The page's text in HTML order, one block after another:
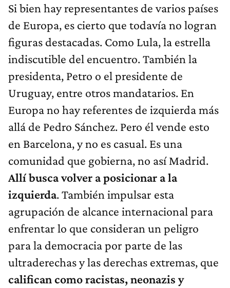
Si bien hay representantes de varios países
de Europa, es cierto que todavía no logran
figuras destacadas. Como Lula, la estrella
indiscutible del encuentro. También la
presidenta, Petro o el presidente de
Uruguay, entre otros mandatarios. En
Europa no hay referentes de izquierda más
allá de Pedro Sánchez. Pero él vende esto
en Barcelona, y no es casual. Es una
comunidad que gobierna, no así Madrid.
Allí busca volver a posicionar a la
izquierda. También impulsar esta
agrupación de alcance internacional para
enfrentar lo que consideran un peligro
para la democracia por parte de las
ultraderechas y las derechas extremas, que
califican como racistas, neonazis y